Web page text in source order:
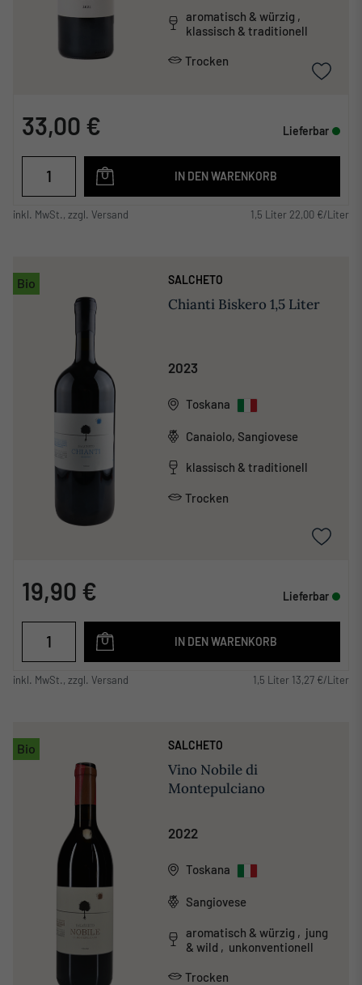
aromatisch & würzig ,
klassisch & traditionell
Trocken
33,00 € Lieferbar
IN DEN WARENKORB
inkl. MwSt., zzgl. Versand 1,5 Liter 22,00 €/Liter
Bio SALCHETO
Chianti Biskero 1,5 Liter
2023
Toskana
Canaiolo, Sangiovese
klassisch & traditionell
Trocken
19,90 € Lieferbar
IN DEN WARENKORB
inkl. MwSt., zzgl. Versand 1,5 Liter 13,27 €/Liter
Bio SALCHETO
Vino Nobile di
Montepulciano
2022
Toskana
Sangiovese
aromatisch & würzig , jung
& wild , unkonventionell
Trocken